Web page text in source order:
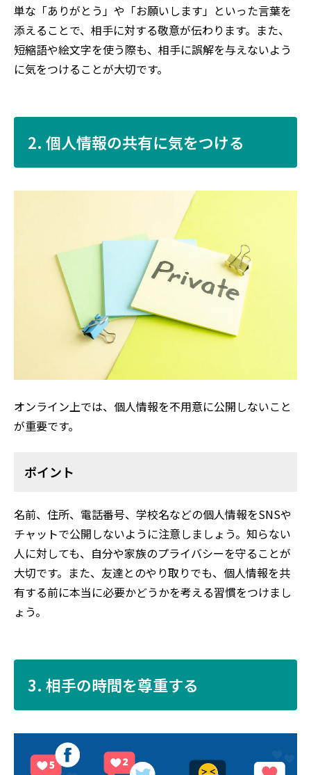
単な「ありがとう」や「お願いします」といった言葉を
添えることで、相手に対する敬意が伝わります。また、
短縮語や絵文字を使う際も、相手に誤解を与えないよう
に気をつけることが大切です。
2. 個人情報の共有に気をつける
オンライン上では、個人情報を不用意に公開しないこと
が重要です。
ポイント
名前、住所、電話番号、学校名などの個人情報をSNSや
チャットで公開しないように注意しましょう。知らない
人に対しても、自分や家族のプライバシーを守ることが
大切です。また、友達とのやり取りでも、個人情報を共
有する前に本当に必要かどうかを考える習慣をつけまし
ょう。
3. 相手の時間を尊重する